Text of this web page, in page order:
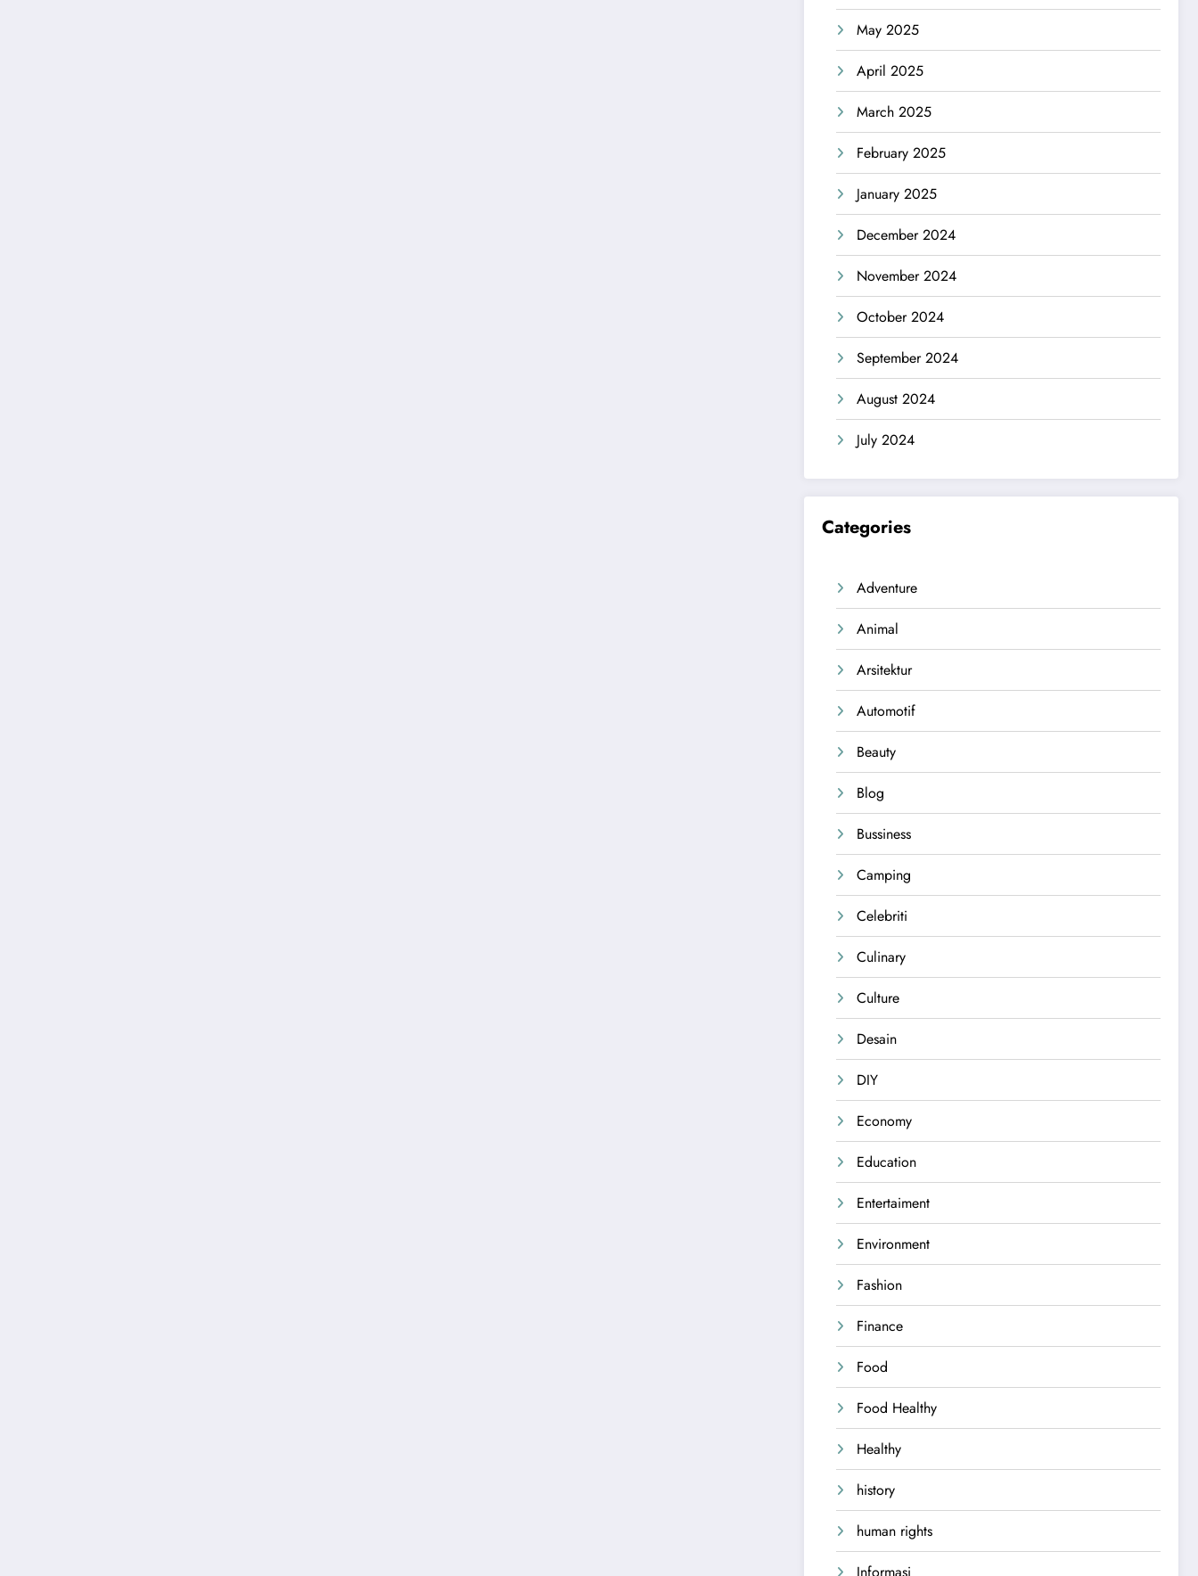
May 2025
April 2025
March 2025
February 2025
January 2025
December 2024
November 2024
October 2024
September 2024
August 2024
July 2024
Categories
Adventure
Animal
Arsitektur
Automotif
Beauty
Blog
Bussiness
Camping
Celebriti
Culinary
Culture
Desain
DIY
Economy
Education
Entertaiment
Environment
Fashion
Finance
Food
Food Healthy
Healthy
history
human rights